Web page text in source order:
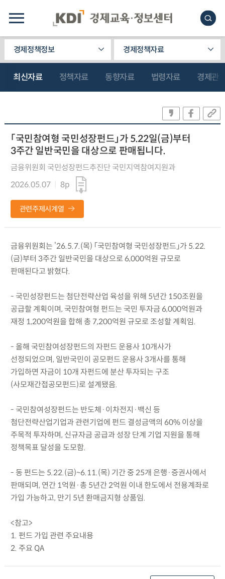
경제정책정보 경제정책자료
최신자료 정책자료 동향자료 법령자료 경제관
「국민참여형 국민성장펀드」가 5.22일(금)부터
3주간 일반국민을 대상으로 판매됩니다.
금융위원회 국민성장펀드추진단 국민지역참여지원과
2026.05.07
8p
관련주제시계열
금융위원회는 ’26.5.7.(목) 「국민참여형 국민성장펀드」가 5.22.
(금)부터 3주간 일반국민을 대상으로 6,000억원 규모로
판매된다고 밝혔다.
- 국민성장펀드는 첨단전략산업 육성을 위해 5년간 150조원을
공급할 계획이며, 국민참여형 펀드는 국민 투자금 6,000억원과
재정 1,200억원을 합해 총 7,200억원 규모로 조성할 계획임.
- 올해 국민참여성장펀드의 자펀드 운용사 10개사가
선정되었으며, 일반국민이 공모펀드 운용사 3개사를 통해
가입하면 자금이 10개 자펀드에 분산 투자되는 구조
(사모재간접공모펀드)로 설계됐음.
- 국민참여성장펀드는 반도체·이차전지·백신 등
첨단전략산업기업과 관련기업에 펀드 결성금액의 60% 이상을
주목적 투자하며, 신규자금 공급과 성장 단계 기업 지원을 통해
정책목표 달성을 도모함.
- 동 펀드는 5.22.(금)~6.11.(목) 기간 중 25개 은행·증권사에서
판매되며, 연간 1억원·총 5년간 2억원 이내 한도에서 전용계좌로
가입 가능하고, 만기 5년 환매금지형 상품임.
<참고>
1. 펀드 가입 관련 주요내용
2. 주요 QA